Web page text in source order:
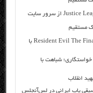
دانلود رایگان فیلم خارجی Resident Evil The Final Chapter 2017 با
شباهت با
پاپ ایرانی در لس‌آنجلس